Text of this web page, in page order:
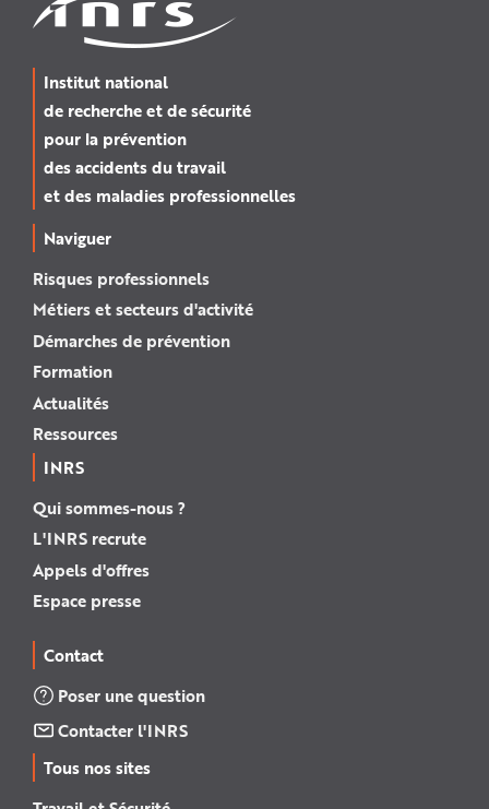
Institut national
de recherche et de sécurité
pour la prévention
des accidents du travail
et des maladies professionnelles
Naviguer
Risques professionnels
Métiers et secteurs d'activité
Démarches de prévention
Formation
Actualités
Ressources
INRS
Qui sommes-nous ?
L'INRS recrute
Appels d'offres
Espace presse
Contact
Poser une question
Contacter l'INRS
Tous nos sites